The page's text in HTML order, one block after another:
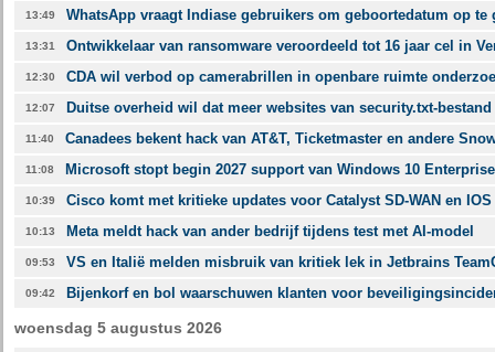
13:49 WhatsApp vraagt Indiase gebruikers om geboortedatum op te
13:31 Ontwikkelaar van ransomware veroordeeld tot 16 jaar cel in
12:30 CDA wil verbod op camerabrillen in openbare ruimte
12:07 Duitse overheid wil dat meer websites van security.txt-
11:40 Canadees bekent hack van AT&T, Ticketmaster en andere
11:08 Microsoft stopt begin 2027 support van Windows 10 Enterprise
10:39 Cisco komt met kritieke updates voor Catalyst SD-WAN en IOS
10:13 Meta meldt hack van ander bedrijf tijdens test met AI-model
09:53 VS en Italië melden misbruik van kritiek lek in Jetbrains
09:42 Bijenkorf en bol waarschuwen klanten voor
woensdag 5 augustus 2026